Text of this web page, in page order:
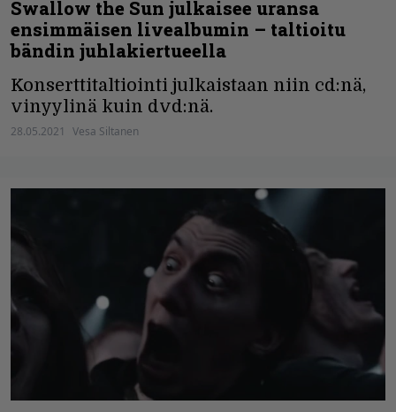
Swallow the Sun julkaisee uransa
ensimmäisen livealbumin – taltioitu
bändin juhlakiertueella
Konserttitaltiointi julkaistaan niin cd:nä,
vinyylinä kuin dvd:nä.
28.05.2021 Vesa Siltanen